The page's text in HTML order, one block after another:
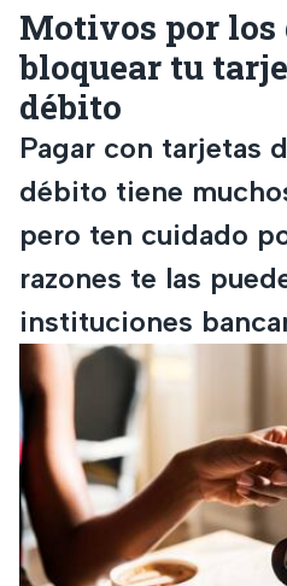
Motivos por los
bloquear tu
débito
Pagar con tarjetas
débito tiene
pero ten cuidado
razones te las
instituciones